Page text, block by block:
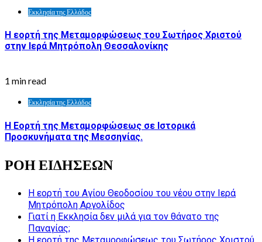
Εκκλησία της Ελλάδος
Η εορτή της Μεταμορφώσεως του Σωτήρος Χριστού
στην Ιερά Μητρόπολη Θεσσαλονίκης
1 min read
Εκκλησία της Ελλάδος
Η Εορτή της Μεταμορφώσεως σε Ιστορικά
Προσκυνήματα της Μεσσηνίας.
ΡΟΗ ΕΙΔΗΣΕΩΝ
Η εορτή του Αγίου Θεοδοσίου του νέου στην Ιερά
Μητρόπολη Αργολίδος
Γιατί η Εκκλησία δεν μιλά για τον θάνατο της
Παναγίας;